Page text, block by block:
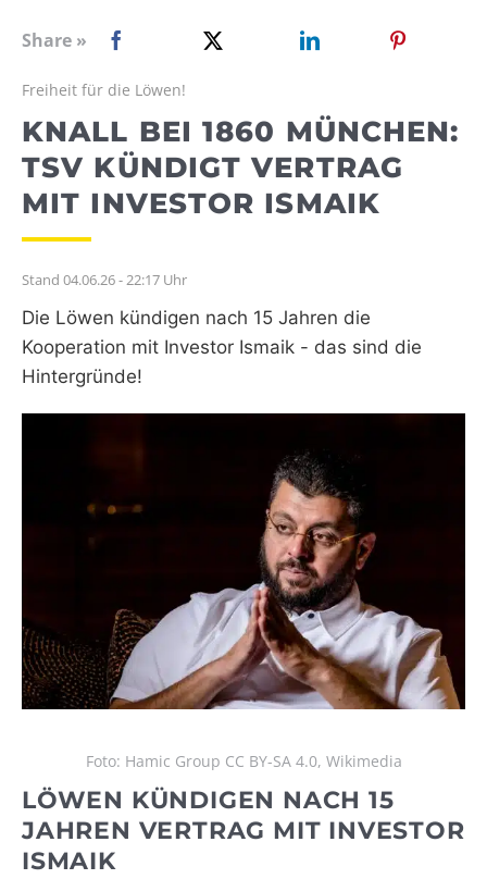
WEBRADIO
Share »
Freiheit für die Löwen!
KNALL BEI 1860 MÜNCHEN:
TSV KÜNDIGT VERTRAG
MIT INVESTOR ISMAIK
Stand 04.06.26 - 22:17 Uhr
Die Löwen kündigen nach 15 Jahren die
Kooperation mit Investor Ismaik - das sind die
Hintergründe!
Foto: Hamic Group CC BY-SA 4.0, Wikimedia
LÖWEN KÜNDIGEN NACH 15
JAHREN VERTRAG MIT INVESTOR
ISMAIK